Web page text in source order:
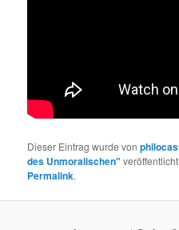
Dieser Eintrag wurde von
des Unmoralischen"
Permalink.